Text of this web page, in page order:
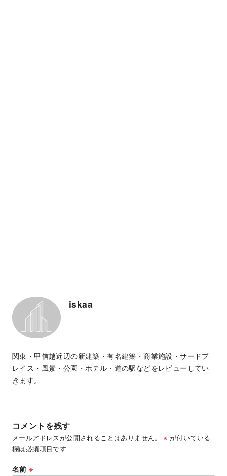
iskaa
関東・甲信越近辺の新建築・有名建築・商業施設・サードプ
レイス・風景・公園・ホテル・道の駅などをレビューしてい
きます。
コメントを残す
メールアドレスが公開されることはありません。 ※ が付いている
欄は必須項目です
名前※